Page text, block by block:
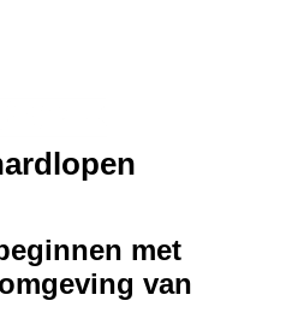
met
van